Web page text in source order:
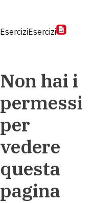
EserciziEsercizi
Non hai i
permessi
per
vedere
questa
pagina